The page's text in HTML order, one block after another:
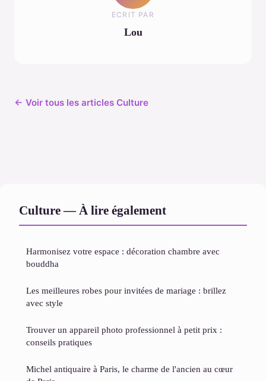
ECRIT PAR
Lou
← Voir tous les articles Culture
Culture — À lire également
Harmonisez votre espace : décoration chambre avec
bouddha
Les meilleures robes pour invitées de mariage : brillez
avec style
Trouver un appareil photo professionnel à petit prix :
conseils pratiques
Michel antiquaire à Paris, le charme de l'ancien au cœur